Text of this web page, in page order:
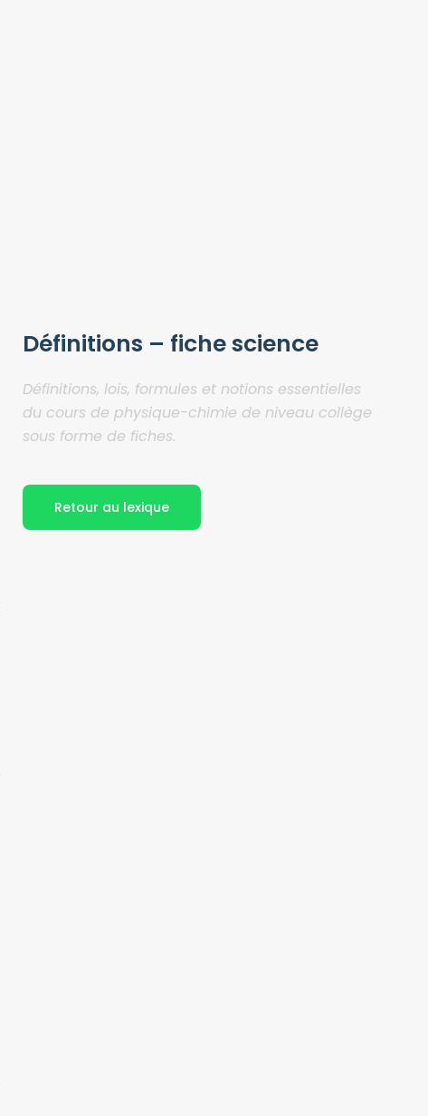
Définitions – fiche science
Définitions, lois, formules et notions essentielles
du cours de physique-chimie de niveau collège
sous forme de fiches.
Retour au lexique